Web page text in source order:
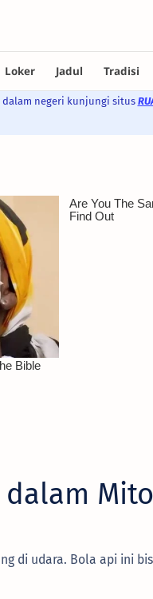
dalam negeri kunjungi situs
dalam
di udara. Bola api ini